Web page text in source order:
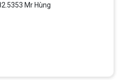
Mr Hùng